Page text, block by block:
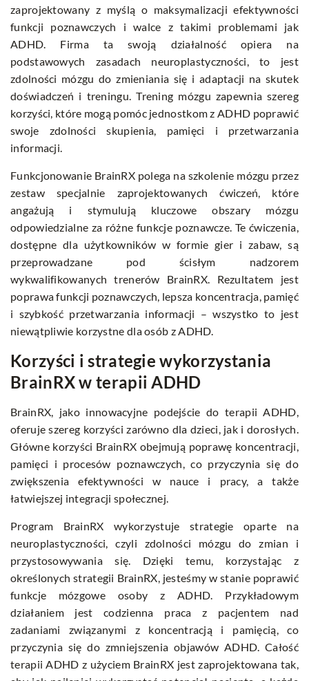
zaprojektowany z myślą o maksymalizacji efektywności
funkcji poznawczych i walce z takimi problemami jak
ADHD. Firma ta swoją działalność opiera na
podstawowych zasadach neuroplastyczności, to jest
zdolności mózgu do zmieniania się i adaptacji na skutek
doświadczeń i treningu. Trening mózgu zapewnia szereg
korzyści, które mogą pomóc jednostkom z ADHD poprawić
swoje zdolności skupienia, pamięci i przetwarzania
informacji.
Funkcjonowanie BrainRX polega na szkolenie mózgu przez
zestaw specjalnie zaprojektowanych ćwiczeń, które
angażują i stymulują kluczowe obszary mózgu
odpowiedzialne za różne funkcje poznawcze. Te ćwiczenia,
dostępne dla użytkowników w formie gier i zabaw, są
przeprowadzane pod ścisłym nadzorem
wykwalifikowanych trenerów BrainRX. Rezultatem jest
poprawa funkcji poznawczych, lepsza koncentracja, pamięć
i szybkość przetwarzania informacji – wszystko to jest
niewątpliwie korzystne dla osób z ADHD.
Korzyści i strategie wykorzystania
BrainRX w terapii ADHD
BrainRX, jako innowacyjne podejście do terapii ADHD,
oferuje szereg korzyści zarówno dla dzieci, jak i dorosłych.
Główne korzyści BrainRX obejmują poprawę koncentracji,
pamięci i procesów poznawczych, co przyczynia się do
zwiększenia efektywności w nauce i pracy, a także
łatwiejszej integracji społecznej.
Program BrainRX wykorzystuje strategie oparte na
neuroplastyczności, czyli zdolności mózgu do zmian i
przystosowywania się. Dzięki temu, korzystając z
określonych strategii BrainRX, jesteśmy w stanie poprawić
funkcje mózgowe osoby z ADHD. Przykładowym
działaniem jest codzienna praca z pacjentem nad
zadaniami związanymi z koncentracją i pamięcią, co
przyczynia się do zmniejszenia objawów ADHD. Całość
terapii ADHD z użyciem BrainRX jest zaprojektowana tak,